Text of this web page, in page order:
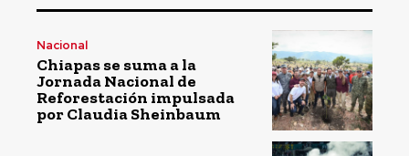
Nacional
Chiapas se suma a la
Jornada Nacional de
Reforestación impulsada
por Claudia Sheinbaum